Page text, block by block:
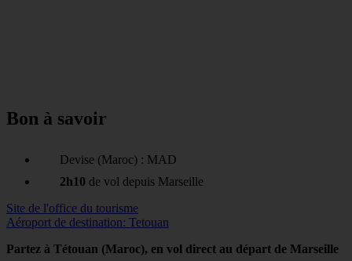
Bon à savoir
Devise (Maroc) : MAD
2h10 de vol depuis Marseille
Site de l'office du tourisme
Aéroport de destination: Tetouan
Partez à Tétouan (Maroc), en vol direct au départ de Marseille